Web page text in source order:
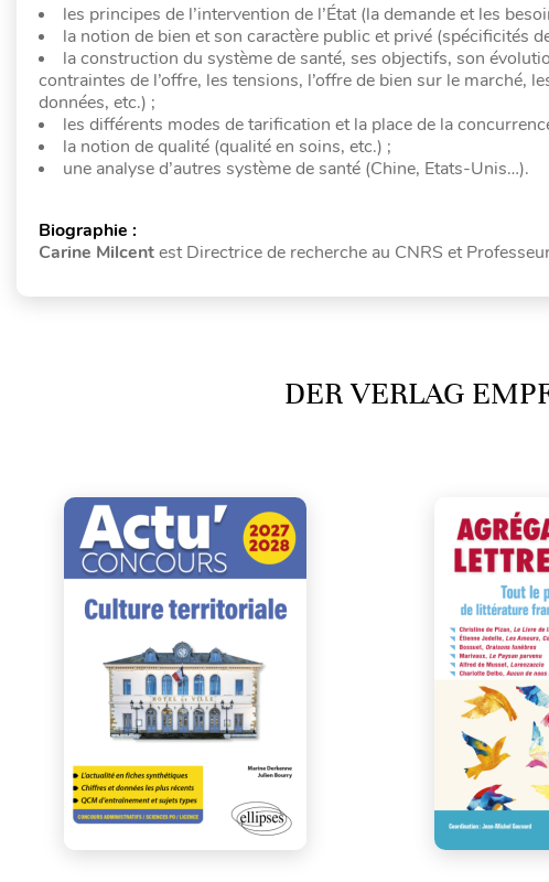
les principes de l’intervention de l’État (la demande et les
la notion de bien et son caractère public et privé (spécificités
la construction du système de santé, ses objectifs, son
contraintes de l’offre, les tensions, l’offre de bien sur le marché,
données, etc.) ;
les différents modes de tarification et la place de la
la notion de qualité (qualité en soins, etc.) ;
une analyse d’autres système de santé (Chine, Etats-Unis…).
Biographie :
Carine Milcentest Directrice de recherche au CNRS et
DER VERLAG